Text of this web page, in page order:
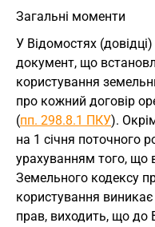
Загальні моменти
У Відомостях
документ, що
користування
про кожний договір
(пп. 298.8.1 ПКУ).
на 1 січня поточного
урахуванням того, що
Земельного кодексу
користування
прав, виходить, що до